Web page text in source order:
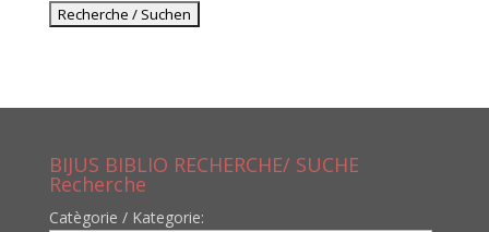
BIJUS BIBLIO RECHERCHE/ SUCHE
Recherche
Catègorie / Kategorie: